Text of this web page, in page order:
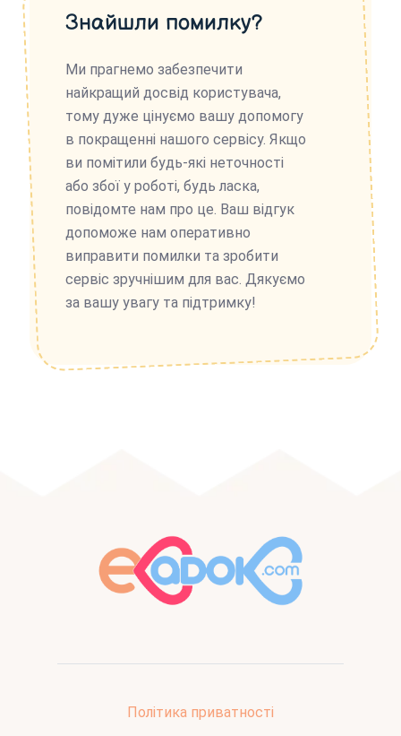
Знайшли помилку?
Ми прагнемо забезпечити
найкращий досвід користувача,
тому дуже цінуємо вашу допомогу
в покращенні нашого сервісу. Якщо
ви помітили будь-які неточності
або збої у роботі, будь ласка,
повідомте нам про це. Ваш відгук
допоможе нам оперативно
виправити помилки та зробити
сервіс зручнішим для вас. Дякуємо
за вашу увагу та підтримку!
Політика приватності